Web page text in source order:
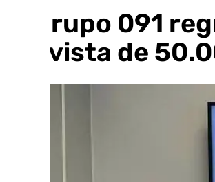
El grupo 091
prevista de